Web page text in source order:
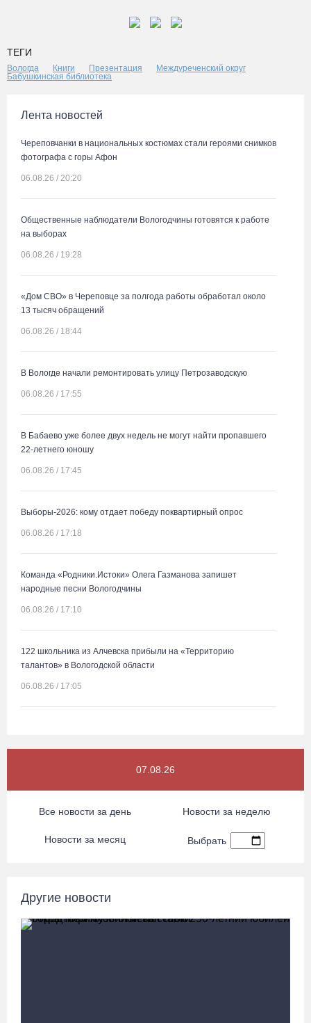
ТЕГИ
Вологда Книги Презентация
Междуреченский округ
Бабушкинская библиотека
Лента новостей
Череповчанки в национальных костюмах стали героями снимков
фотографа с горы Афон
06.08.26 / 20:20
Общественные наблюдатели Вологодчины готовятся к работе
на выборах
06.08.26 / 19:28
«Дом СВО» в Череповце за полгода работы обработал около
13 тысяч обращений
06.08.26 / 18:44
В Вологде начали ремонтировать улицу Петрозаводскую
06.08.26 / 17:55
В Бабаево уже более двух недель не могут найти пропавшего
22-летнего юношу
06.08.26 / 17:45
Выборы-2026: кому отдает победу поквартирный опрос
06.08.26 / 17:18
Команда «Родники.Истоки» Олега Газманова запишет
народные песни Вологодчины
06.08.26 / 17:10
122 школьника из Алчевска прибыли на «Территорию
талантов» в Вологодской области
06.08.26 / 17:05
Вологжане смогут сводить родителей в музей Китая со скидкой
07.08.26
Все новости за день Новости за неделю
Новости за месяц Выбрать
Другие новости